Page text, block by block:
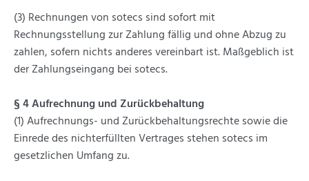
(3) Rechnungen von sotecs sind sofort mit
Rechnungsstellung zur Zahlung fällig und ohne Abzug zu
zahlen, sofern nichts anderes vereinbart ist. Maßgeblich ist
der Zahlungseingang bei sotecs.
§ 4 Aufrechnung und Zurückbehaltung
(1) Aufrechnungs- und Zurückbehaltungsrechte sowie die
Einrede des nichterfüllten Vertrages stehen sotecs im
gesetzlichen Umfang zu.